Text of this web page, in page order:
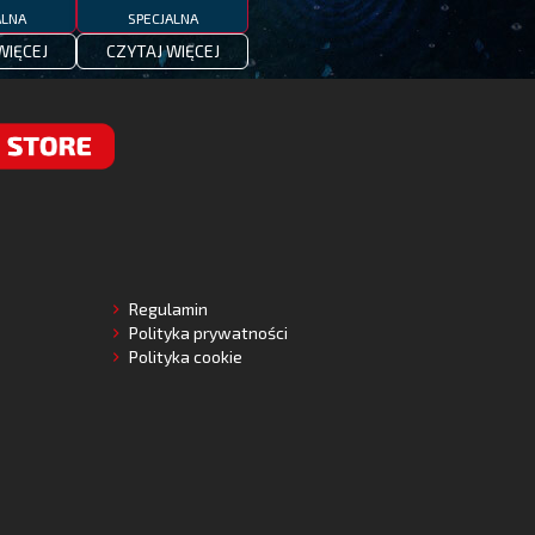
SPECJALNA
CZYTAJ WIĘCEJ
Regulamin
Polityka prywatności
Polityka cookie